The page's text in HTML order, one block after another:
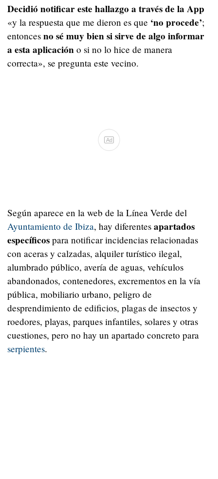
Decidió notificar este hallazgo a través de la App
«y la respuesta que me dieron es que ‘no procede’;
entonces no sé muy bien si sirve de algo informar
a esta aplicación o si no lo hice de manera
correcta», se pregunta este vecino.
Ad
Según aparece en la web de la Línea Verde del
Ayuntamiento de Ibiza, hay diferentes apartados
específicos para notificar incidencias relacionadas
con aceras y calzadas, alquiler turístico ilegal,
alumbrado público, avería de aguas, vehículos
abandonados, contenedores, excrementos en la vía
pública, mobiliario urbano, peligro de
desprendimiento de edificios, plagas de insectos y
roedores, playas, parques infantiles, solares y otras
cuestiones, pero no hay un apartado concreto para
serpientes.